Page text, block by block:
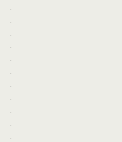
.
.
.
.
.
.
.
.
.
.
.